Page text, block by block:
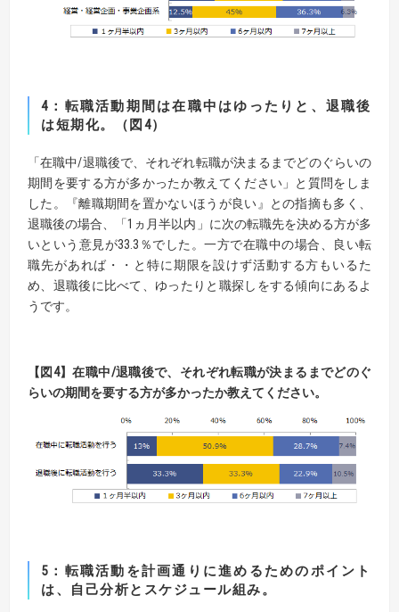
4：転職活動期間は在職中はゆったりと、退職後
は短期化。（図4）
「在職中/退職後で、それぞれ転職が決まるまでどのぐらいの
期間を要する方が多かったか教えてください」と質問をしま
した。『離職期間を置かないほうが良い』との指摘も多く、
退職後の場合、「1ヵ月半以内」に次の転職先を決める方が多
いという意見が33.3％でした。一方で在職中の場合、良い転
職先があれば・・と特に期限を設けず活動する方もいるた
め、退職後に比べて、ゆったりと職探しをする傾向にあるよ
うです。
【図4】在職中/退職後で、それぞれ転職が決まるまでどのぐ
らいの期間を要する方が多かったか教えてください。
5：転職活動を計画通りに進めるためのポイント
は、自己分析とスケジュール組み。